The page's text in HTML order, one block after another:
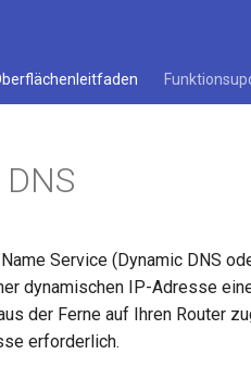
Service (Dynamic DNS
dynamischen IP-Adresse
der Ferne auf Ihren Router
erforderlich.